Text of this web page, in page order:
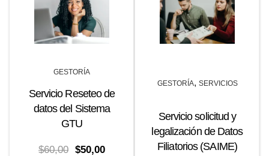
GESTORÍA
Servicio Reseteo de
datos del Sistema
GTU
$60,00 El
$50,00El
GESTORÍA, SERVICIOS
Servicio solicitud y
legalización de Datos
Filiatorios (SAIME)